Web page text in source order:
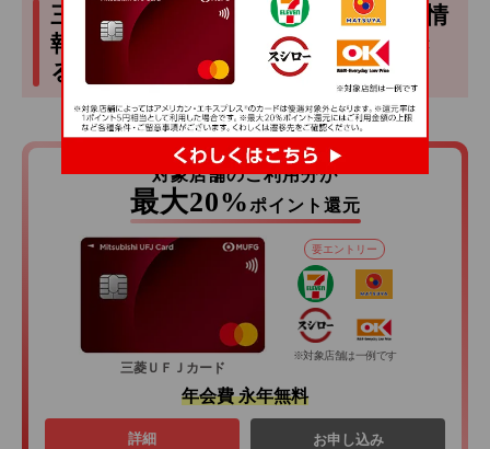
三菱ＵＦＪカードなら、引き落とし情
報を事前にWEBサービスで確認でき
る
対象店舗のご利用分が
最大20%ポイント還元
三菱ＵＦＪカード
要エントリー
※対象店舗は一例です
年会費 永年無料
詳細 お申し込み